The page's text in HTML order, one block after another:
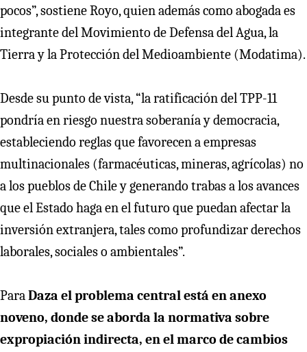
pocos”, sostiene Royo, quien además como abogada es
integrante del Movimiento de Defensa del Agua, la
Tierra y la Protección del Medioambiente (Modatima).
Desde su punto de vista, “la ratificación del TPP-11
pondría en riesgo nuestra soberanía y democracia,
estableciendo reglas que favorecen a empresas
multinacionales (farmacéuticas, mineras, agrícolas) no
a los pueblos de Chile y generando trabas a los avances
que el Estado haga en el futuro que puedan afectar la
inversión extranjera, tales como profundizar derechos
laborales, sociales o ambientales”.
ParaDaza el problema central está en anexo
noveno, donde se aborda la normativa sobre
expropiación indirecta, en el marco de cambios